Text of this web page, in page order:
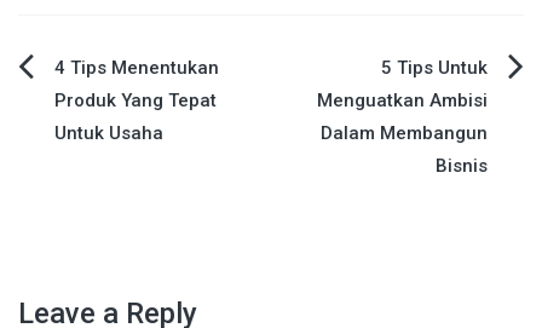
Post
4 Tips Menentukan
Produk Yang Tepat
Untuk Usaha
5 Tips Untuk
Menguatkan Ambisi
Dalam Membangun
Bisnis
Leave a Reply